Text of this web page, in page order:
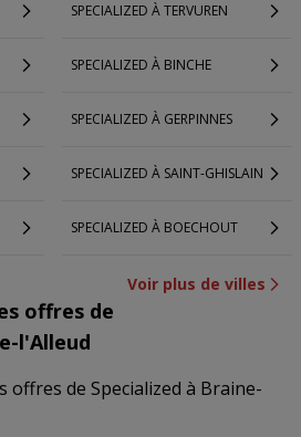
SPECIALIZED À TERVUREN
SPECIALIZED À BINCHE
SPECIALIZED À GERPINNES
SPECIALIZED À SAINT-GHISLAIN
SPECIALIZED À BOECHOUT
Voir plus de villes
offres de
l'Alleud
offres de Specialized à Braine-